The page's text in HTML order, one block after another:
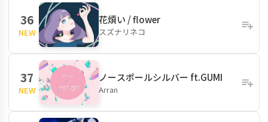
36
NEW
花煩い / flower
スズナリネコ
37
NEW
ノースポールシルバー ft.GUMI
Arran